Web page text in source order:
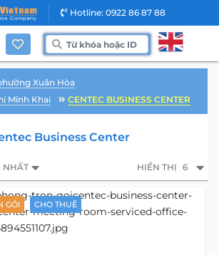
Hotline: 0922 86 87 88
Xuân Hòa
Minh Khai
CENTEC BUSINESS CENTER
Business Center
NHẤT HIỂN THỊ 6
GÓI CHO THUÊ